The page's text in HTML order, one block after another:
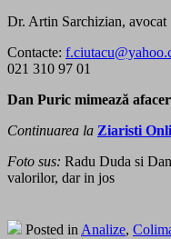
Dr. Artin Sarchizian, avocat
Contacte:
021 310 97 01
Dan Puric mimează
Continuarea la Ziaristi
Foto sus: Radu Duda si
valorilor, dar in jos
Posted in Analize,